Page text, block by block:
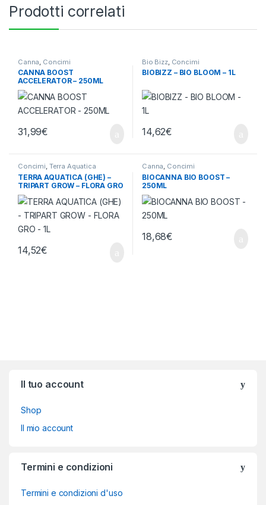
Prodotti correlati
Canna Concimi
CANNA BOOST
ACCELERATOR – 250ML
31,99€
Bio Bizz, Concimi
BIOBIZZ – BIO BLOOM – 1L
14,62€
Concimi, Terra Aquatica
TERRA AQUATICA (GHE) –
TRIPART GROW – FLORA GRO
– 1L
14,52€
Canna, Concimi
BIOCANNA BIO BOOST –
250ML
18,68€
Il tuo account
Shop
Il mio account
Termini e condizioni
Termini e condizioni d'uso